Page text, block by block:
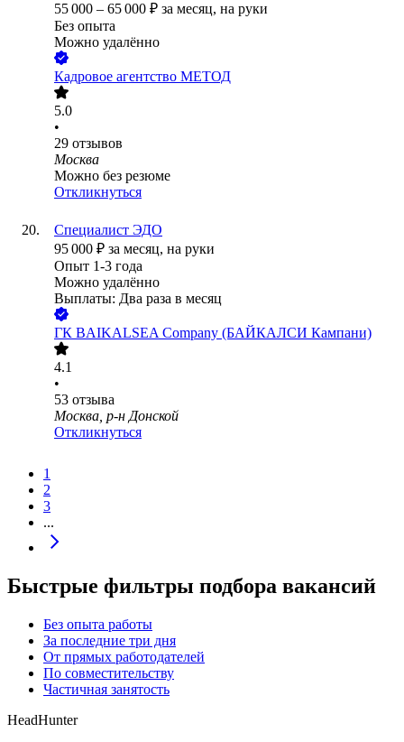
55 000 – 65 000 ₽ за месяц, на руки
Без опыта
Можно удалённо
Кадровое агентство МЕТОД
5.0
•
29 отзывов
Москва
Можно без резюме
Откликнуться
Специалист ЭДО
95 000 ₽ за месяц, на руки
Опыт 1-3 года
Можно удалённо
Выплаты: Два раза в месяц
ГК BAIKALSEA Company (БАЙКАЛСИ Кампани)
4.1
•
53 отзыва
Москва, р-н Донской
Откликнуться
1
2
3
...
Быстрые фильтры подбора вакансий
Без опыта работы
За последние три дня
От прямых работодателей
По совместительству
Частичная занятость
HeadHunter